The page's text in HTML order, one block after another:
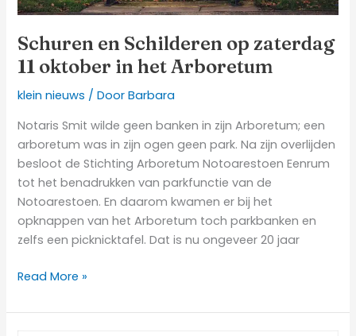
Schuren en Schilderen op zaterdag
11 oktober in het Arboretum
klein nieuws / DoorBarbara
Notaris Smit wilde geen banken in zijn Arboretum; een
arboretum was in zijn ogen geen park. Na zijn overlijden
besloot de Stichting Arboretum Notoarestoen Eenrum
tot het benadrukken van parkfunctie van de
Notoarestoen. En daarom kwamen er bij het
opknappen van het Arboretum toch parkbanken en
zelfs een picknicktafel. Dat is nu ongeveer 20 jaar
Read More »